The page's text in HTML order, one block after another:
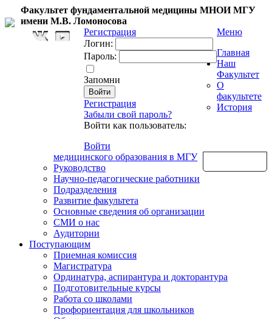
Факультет фундаментальной медицины МНОИ МГУ
имени М.В. Ломоносова
Регистрация
Логин:
Пароль:
Запомни
Регистрация
Забыли свой пароль?
Войти как пользователь:
Войти
Меню
Главная
Наш
Факультет
О
факультете
История
медицинского образования в МГУ
Руководство
Научно-педагогические работники
Подразделения
Развитие факультета
Основные сведения об организации
СМИ о нас
Аудитории
Поступающим
Приемная комиссия
Магистратура
Ординатура, аспирантура и докторантура
Подготовительные курсы
Работа со школами
Профориентация для школьников